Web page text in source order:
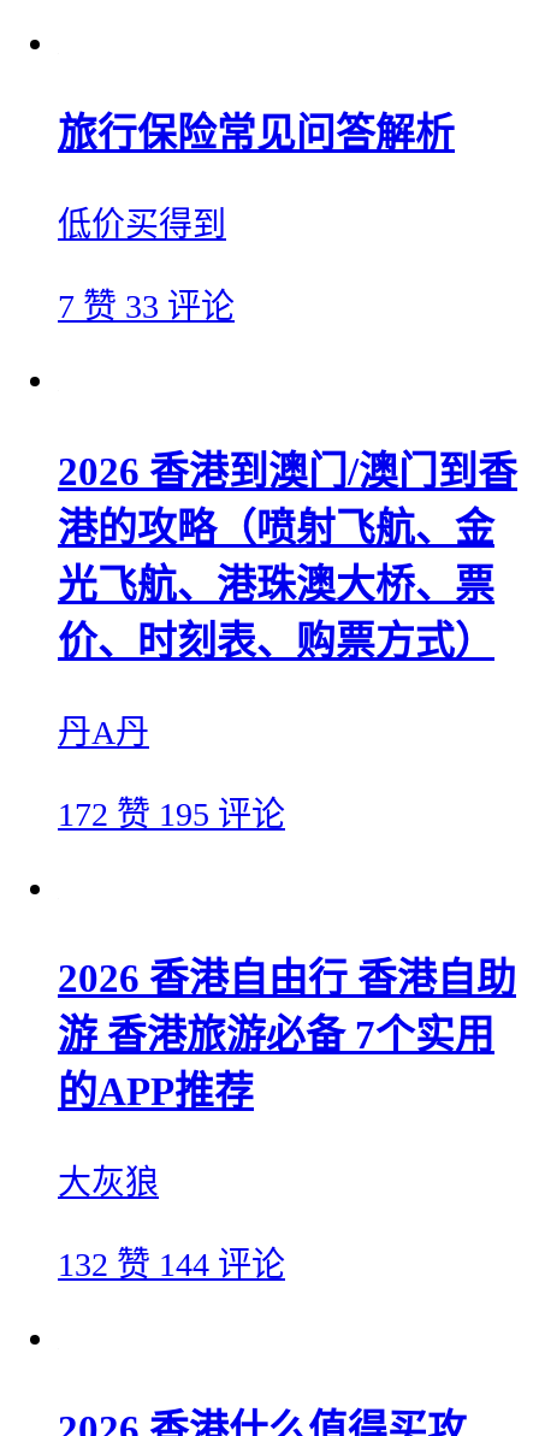
旅行保险常见问答解析
低价买得到
7 赞 33 评论
2026 香港到澳门/澳门到香
港的攻略（喷射飞航、金
光飞航、港珠澳大桥、票
价、时刻表、购票方式）
丹A丹
172 赞 195 评论
2026 香港自由行 香港自助
游 香港旅游必备 7个实用
的APP推荐
大灰狼
132 赞 144 评论